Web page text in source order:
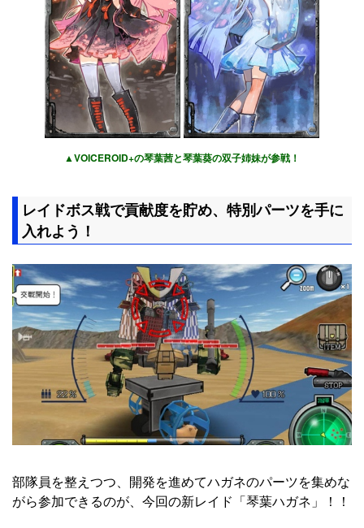
▲VOICEROID+の琴葉茜と琴葉葵の双子姉妹が参戦！
レイドボス戦で貢献度を貯め、特別パーツを手に
入れよう！
部隊員を整えつつ、開発を進めてハガネのパーツを集めな
がら参加できるのが、今回の新レイド「琴葉ハガネ」！！